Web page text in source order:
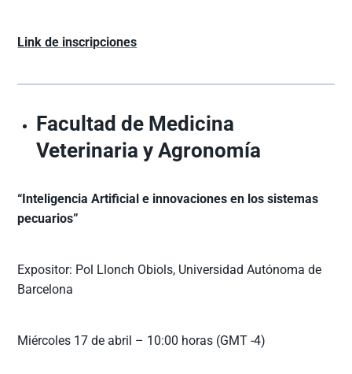
Link de inscripciones
Facultad de Medicina
Veterinaria y Agronomía
“Inteligencia Artificial e innovaciones en los sistemas
pecuarios”
Expositor: Pol Llonch Obiols, Universidad Autónoma de
Barcelona
Miércoles 17 de abril – 10:00 horas (GMT -4)